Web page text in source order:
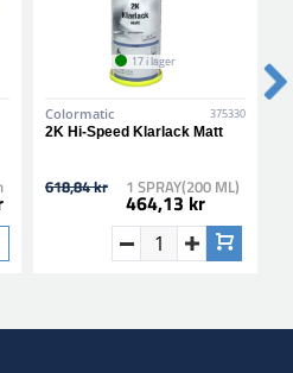
17 i lager
Colormatic 375330
2K Hi-Speed Klarlack Matt
618,84 kr 1 SPRAY(200 ML)
464,13 kr